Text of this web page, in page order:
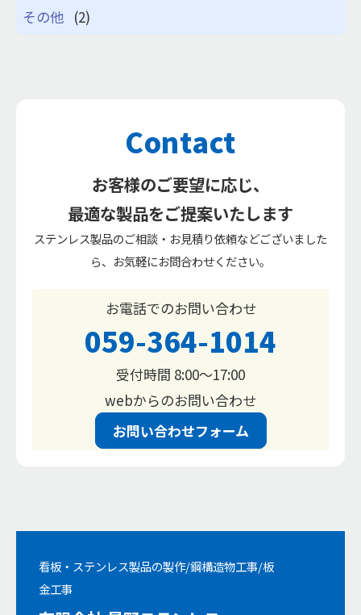
その他 (2)
Contact
お客様のご要望に応じ、
最適な製品をご提案いたします
ステンレス製品のご相談・お見積り依頼などございました
ら、お気軽にお問合わせください。
お電話でのお問い合わせ
059-364-1014
受付時間 8:00〜17:00
webからのお問い合わせ
お問い合わせフォーム
看板・ステンレス製品の製作/鋼構造物工事/板
金工事